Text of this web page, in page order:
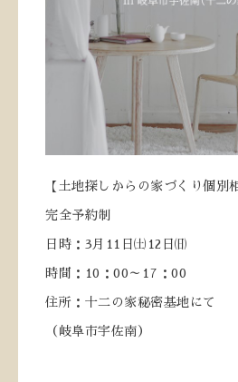
【土地探しからの家づくり個別
完全予約制
日時： 3 月 11 日㈯ 12 日㈰
時間： 10 ： 00 ～ 17 ： 00
住所：十二の家秘密基地にて
（岐阜市宇佐南）